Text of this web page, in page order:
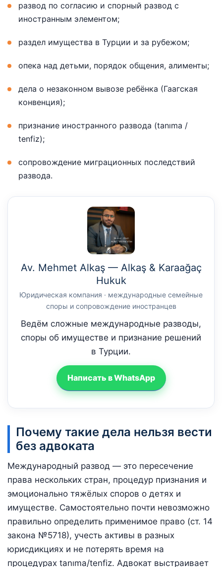
развод по согласию и спорный развод с
иностранным элементом;
раздел имущества в Турции и за рубежом;
опека над детьми, порядок общения, алименты;
дела о незаконном вывозе ребёнка (Гаагская
конвенция);
признание иностранного развода (tanıma /
tenfiz);
сопровождение миграционных последствий
развода.
Av. Mehmet Alkaş — Alkaş & Karaağaç
Hukuk
Юридическая компания · международные семейные
споры и сопровождение иностранцев
Ведём сложные международные разводы,
споры об имуществе и признание решений
в Турции.
Написать в WhatsApp
Почему такие дела нельзя вести
без адвоката
Международный развод — это пересечение
права нескольких стран, процедур признания и
эмоционально тяжёлых споров о детях и
имуществе. Самостоятельно почти невозможно
правильно определить применимое право (ст. 14
закона №5718), учесть активы в разных
юрисдикциях и не потерять время на
процедурах tanıma/tenfiz. Адвокат выстраивает